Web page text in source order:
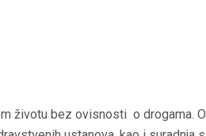
životu bez ovisnosti o drogama.